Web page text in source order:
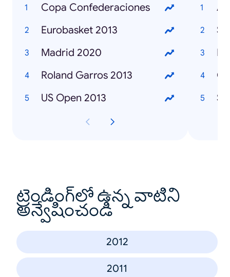
Copa Confederaciones
Eurobasket 2013
Madrid 2020
Roland Garros 2013
US Open 2013
ట్రెండింగ్‌లో ఉన్న వాటిని
అన్వేషించండి
2012
2011